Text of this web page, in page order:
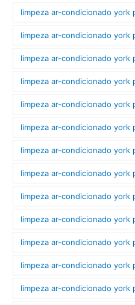
limpeza ar-condicionado york
limpeza ar-condicionado york
limpeza ar-condicionado york
limpeza ar-condicionado york
limpeza ar-condicionado york
limpeza ar-condicionado york
limpeza ar-condicionado york
limpeza ar-condicionado york
limpeza ar-condicionado york
limpeza ar-condicionado york
limpeza ar-condicionado york
limpeza ar-condicionado york
limpeza ar-condicionado york